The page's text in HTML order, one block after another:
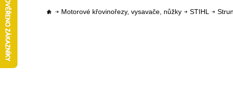
Motorové křovinořezy, vysavače, nůžky STIHL